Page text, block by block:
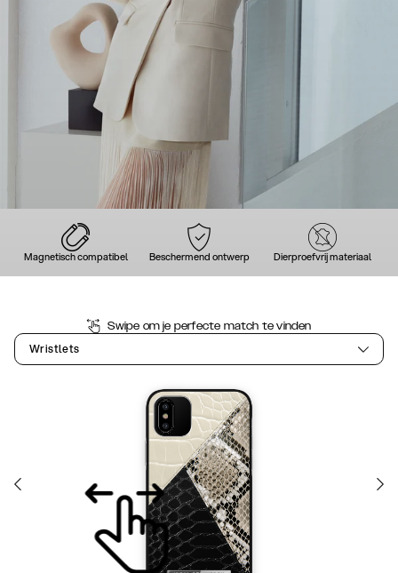
Magnetisch compatibel Beschermend ontwerp Dierproefvrij materiaal
Swipe om je perfecte match te vinden
Wristlets